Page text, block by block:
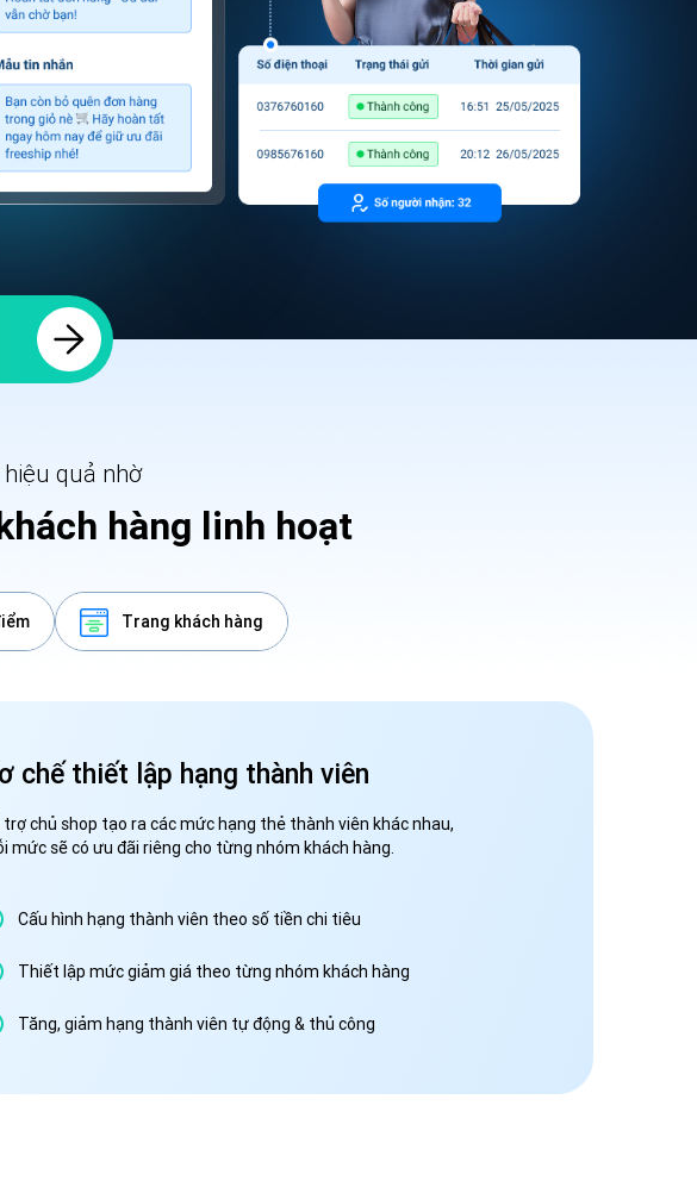
quả nhờ
hàng linh hoạt
Trang khách hàng
chế thiết lập hạng thành viên
trợ chủ shop tạo ra các mức hạng thẻ thành viên khác nhau,
mức sẽ có ưu đãi riêng cho từng nhóm khách hàng.
Cấu hình hạng thành viên theo số tiền chi tiêu
Thiết lập mức giảm giá theo từng nhóm khách hàng
Tăng, giảm hạng thành viên tự động & thủ công